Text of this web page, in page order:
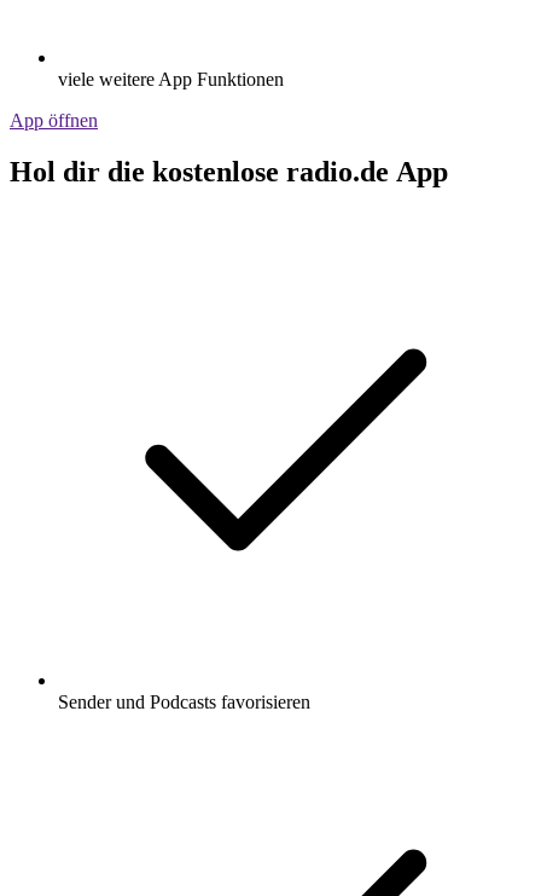
viele weitere App Funktionen
App öffnen
Hol dir die kostenlose radio.de App
Sender und Podcasts favorisieren